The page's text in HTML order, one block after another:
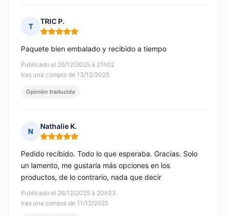
T
TRIC P.
Nota: 5 de 5
Publicado el 26/12/2025 à 21h02
tras una compra de 13/12/2025
Paquete bien embalado y recibido a tiempo
Opinión traducida
N
Nathalie K.
Nota: 5 de 5
Publicado el 26/12/2025 à 20h33
tras una compra de 11/12/2025
Pedido recibido. Todo lo que esperaba. Gracias. Solo
un lamento, me gustaría más opciones en los
productos, de lo contrario, nada que decir